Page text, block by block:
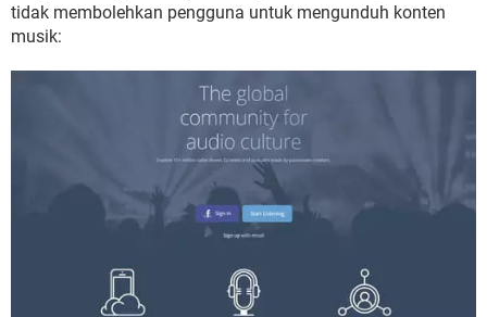
tidak membolehkan pengguna untuk mengunduh konten
musik: